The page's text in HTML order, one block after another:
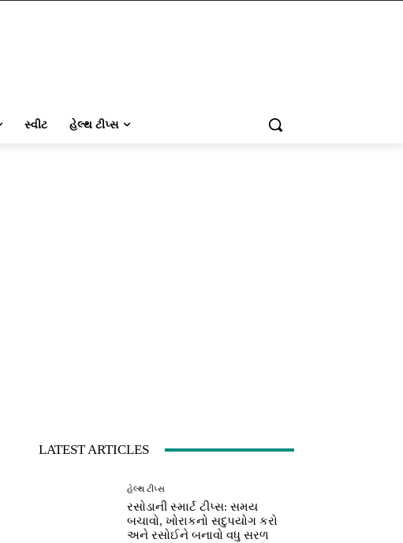
સ્વીટ હેલ્થ ટીપ્સ
LATEST ARTICLES
હેલ્થ ટીપ્સ
રસોડાની સ્માર્ટ ટીપ્સ: સમય
બચાવો, ખોરાકનો સદુપયોગ કરો
અને રસોઈને બનાવો વધુ સરળ